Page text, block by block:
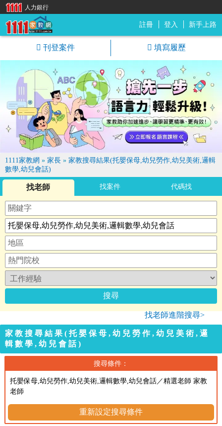
註冊 登入 新手上路
刊登案件 填寫履歷
1111家教網 » 家長 » 家教搜尋結果(托嬰保母,幼兒勞作,幼兒美術,邏輯
數學,幼兒會話)
找老師 找案件 代碼找
找老師進階搜尋>
家教搜尋結果(托嬰保母,幼兒勞作,幼兒美術,邏
輯數學,幼兒會話)
搜尋條件：
托嬰保母,幼兒勞作,幼兒美術,邏輯數學,幼兒會話／精選老師 家教
老師
重新設定搜尋條件
人力銀行